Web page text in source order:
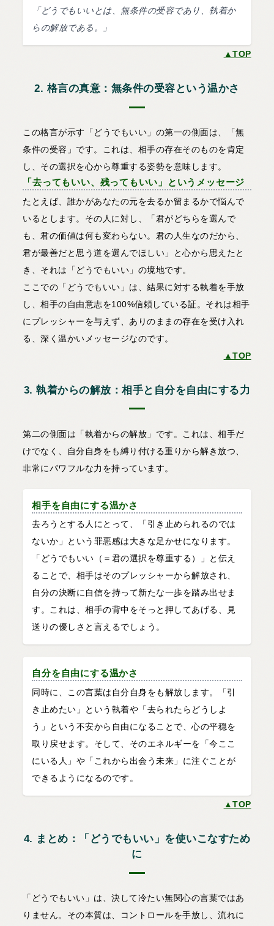
「どうでもいいとは、無条件の受容であり、執着か
らの解放である。」
▲TOP
2. 格言の真意：無条件の受容という温かさ
この格言が示す「どうでもいい」の第一の側面は、「無
条件の受容」です。これは、相手の存在そのものを肯定
し、その選択を心から尊重する姿勢を意味します。
「去ってもいい、残ってもいい」というメッセージ
たとえば、誰かがあなたの元を去るか留まるかで悩んで
いるとします。その人に対し、「君がどちらを選んで
も、君の価値は何も変わらない。君の人生なのだから、
君が最善だと思う道を選んでほしい」と心から思えたと
き、それは「どうでもいい」の境地です。
ここでの「どうでもいい」は、結果に対する執着を手放
し、相手の自由意志を100%信頼している証。それは相手
にプレッシャーを与えず、ありのままの存在を受け入れ
る、深く温かいメッセージなのです。
▲TOP
3. 執着からの解放：相手と自分を自由にする力
第二の側面は「執着からの解放」です。これは、相手だ
けでなく、自分自身をも縛り付ける重りから解き放つ、
非常にパワフルな力を持っています。
相手を自由にする温かさ
去ろうとする人にとって、「引き止められるのでは
ないか」という罪悪感は大きな足かせになります。
「どうでもいい（＝君の選択を尊重する）」と伝え
ることで、相手はそのプレッシャーから解放され、
自分の決断に自信を持って新たな一歩を踏み出せま
す。これは、相手の背中をそっと押してあげる、見
送りの優しさと言えるでしょう。
自分を自由にする温かさ
同時に、この言葉は自分自身をも解放します。「引
き止めたい」という執着や「去られたらどうしよ
う」という不安から自由になることで、心の平穏を
取り戻せます。そして、そのエネルギーを「今ここ
にいる人」や「これから出会う未来」に注ぐことが
できるようになるのです。
▲TOP
4. まとめ：「どうでもいい」を使いこなすため
に
「どうでもいい」は、決して冷たい無関心の言葉ではあ
りません。その本質は、コントロールを手放し、流れに